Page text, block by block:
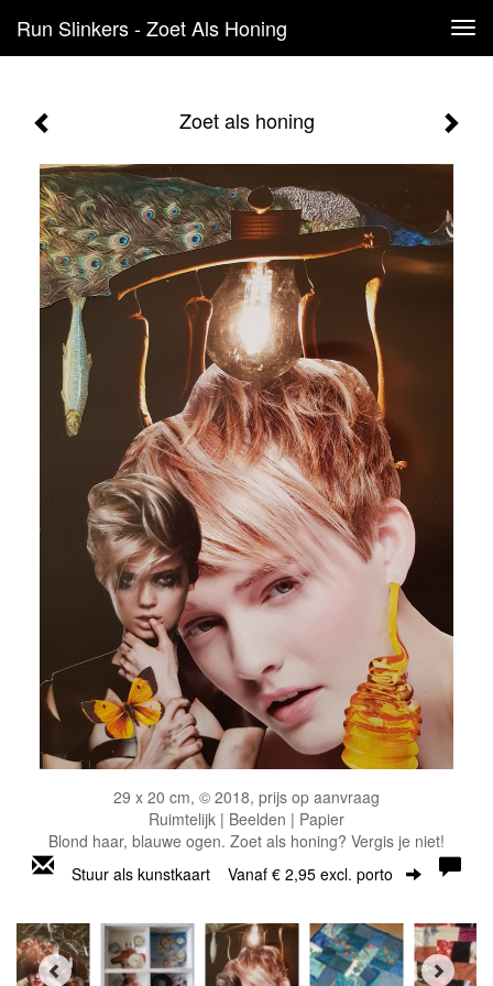
Run Slinkers - Zoet Als Honing
Zoet als honing
29 x 20 cm, © 2018, prijs op aanvraag
Ruimtelijk | Beelden | Papier
Blond haar, blauwe ogen. Zoet als honing? Vergis je niet!
Stuur als kunstkaart Vanaf € 2,95 excl. porto